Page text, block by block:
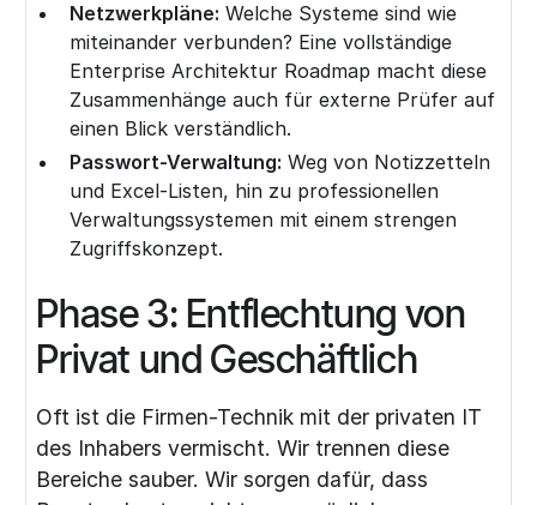
Netzwerkpläne: Welche Systeme sind wie
miteinander verbunden? Eine vollständige
Enterprise Architektur Roadmap macht diese
Zusammenhänge auch für externe Prüfer auf
einen Blick verständlich.
Passwort-Verwaltung: Weg von Notizzetteln
und Excel-Listen, hin zu professionellen
Verwaltungssystemen mit einem strengen
Zugriffskonzept.
Phase 3: Entflechtung von
Privat und Geschäftlich
Oft ist die Firmen-Technik mit der privaten IT
des Inhabers vermischt. Wir trennen diese
Bereiche sauber. Wir sorgen dafür, dass